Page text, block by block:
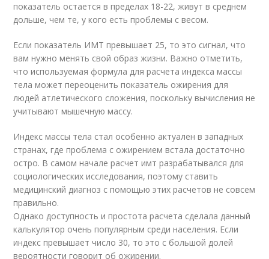
показатель остается в пределах 18-22, живут в среднем
дольше, чем те, у кого есть проблемы с весом.
Если показатель ИМТ превышает 25, то это сигнал, что
вам нужно менять свой образ жизни. Важно отметить,
что используемая формула для расчета индекса массы
тела может переоценить показатель ожирения для
людей атлетического сложения, поскольку вычисления не
учитывают мышечную массу.
Индекс массы тела стал особенно актуален в западных
странах, где проблема с ожирением встала достаточно
остро. В самом начале расчет имт разрабатывался для
социологических исследования, поэтому ставить
медицинский диагноз с помощью этих расчетов не совсем
правильно.
Однако доступность и простота расчета сделала данный
калькулятор очень популярным среди населения. Если
индекс превышает число 30, то это с большой долей
вероятности говорит об ожирении.